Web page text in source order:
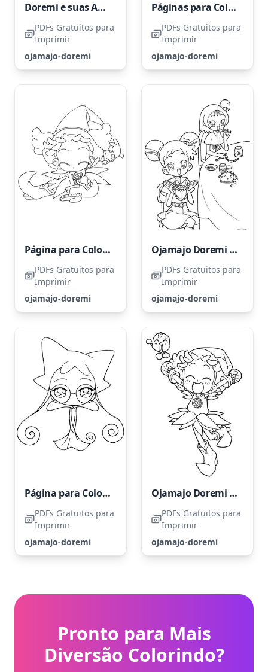
Doremi e suas Amigas Mágicas
PDFs Gratuitos para
Imprimir
ojamajo-doremi
Páginas para Colorir dos Personagens de Ojamajo Doremi
PDFs Gratuitos para
Imprimir
ojamajo-doremi
Página para Colorir Ojamajo Doremi para Imprimir Grátis
PDFs Gratuitos para
Imprimir
ojamajo-doremi
Ojamajo Doremi Grátis
PDFs Gratuitos para
Imprimir
ojamajo-doremi
Página para Colorir Ojamajo Doremi Grátis
PDFs Gratuitos para
Imprimir
ojamajo-doremi
Ojamajo Doremi Alegre
PDFs Gratuitos para
Imprimir
ojamajo-doremi
Pronto para Mais
Diversão Colorindo?